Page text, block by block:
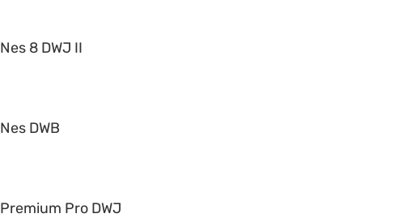
Nes 8 DWJ II
Nes DWB
Premium Pro DWJ